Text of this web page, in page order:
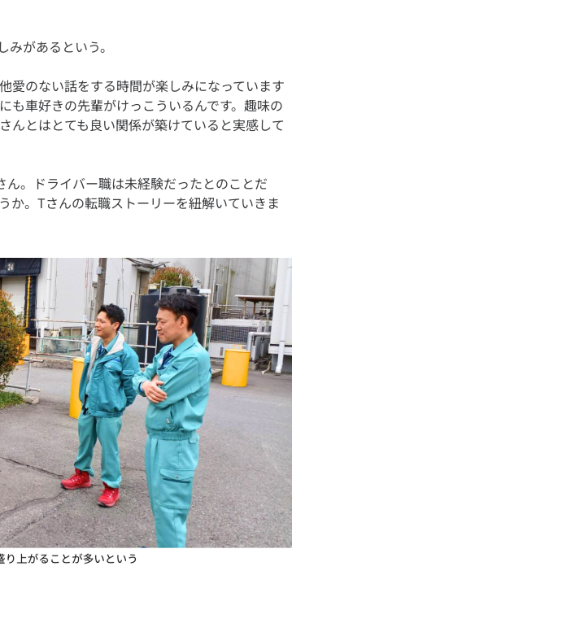
愛のない話をする時間が楽しみになっています
も車好きの先輩がけっこういるんです。趣味の
んとはとても良い関係が築けていると実感して
。ドライバー職は未経験だったとのことだ
か。Tさんの転職ストーリーを紐解いていきま